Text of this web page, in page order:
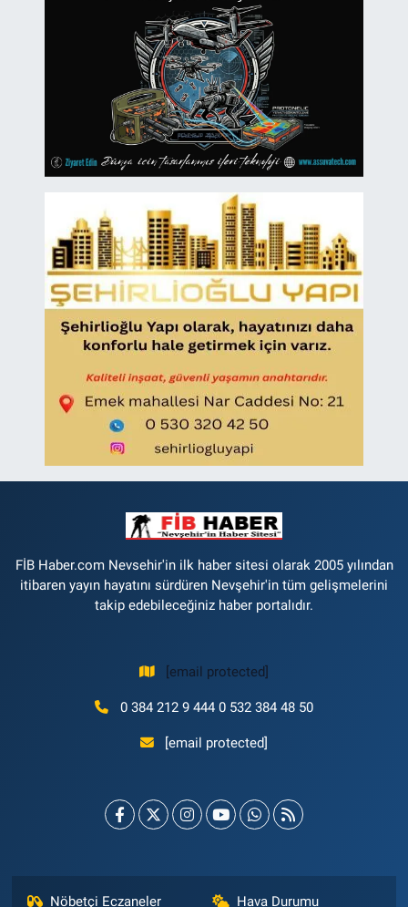
FİB Haber.com Nevsehir'in ilk haber sitesi olarak 2005 yılından
itibaren yayın hayatını sürdüren Nevşehir'in tüm gelişmelerini
takip edebileceğiniz haber portalıdır.
[email protected]
0 384 212 9 444 0 532 384 48 50
[email protected]
Nöbetçi Eczaneler Hava Durumu